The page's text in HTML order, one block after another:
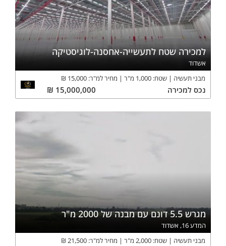
למכירה שטח לתעשייה-אחסנה-לוגיסטיקה
אשדוד
מבני תעשיה
שטח: 1,000 מ"ר מחיר למ"ר: 15,000
₪
נכס למכירה 15,000,000
₪
מגרש 5.5 דונם עם מבנה של 2000 מ"ר
המדע 16, אשדוד
מבני תעשיה
שטח: 2,000 מ"ר מחיר למ"ר: 21,500
₪